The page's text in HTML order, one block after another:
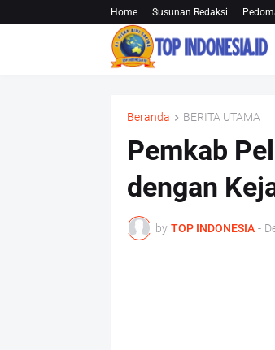
Home Susunan Redaksi
Beranda BERITA UTAMA
Pemkab
dengan
by TOP INDONESIA -